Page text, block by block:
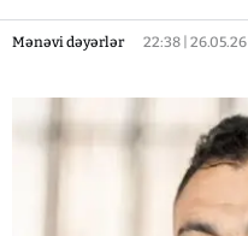
Mənəvi dəyərlər 22:38 | 26.05.26